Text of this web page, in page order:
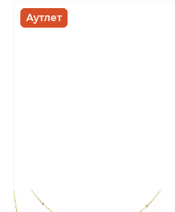
Аутлет